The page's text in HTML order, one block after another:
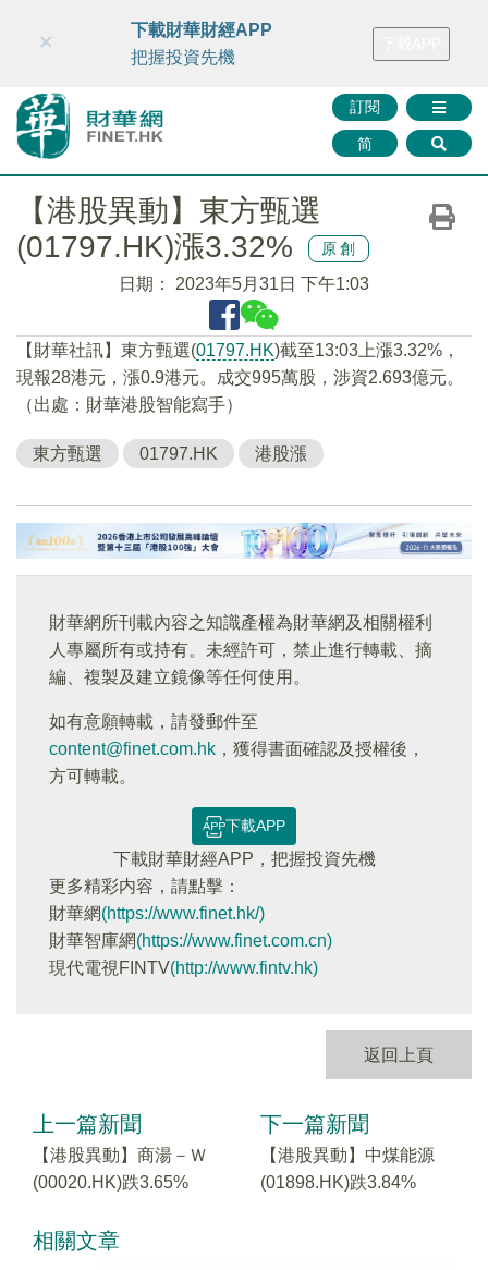
財華智庫網 FINTV FINMETA 財華證券 媒體矩陣
訂閱
简
×
下載財華財經APP
把握投資先機
【港股異動】東方甄選
(01797.HK)漲3.32%
原創
日期： 2023年5月31日 下午1:03
【財華社訊】東方甄選(01797.HK)截至13:03上漲3.32%，
現報28港元，漲0.9港元。成交995萬股，涉資2.693億元。
（出處：財華港股智能寫手）
東方甄選 01797.HK 港股漲
財華網所刊載內容之知識產權為財華網及相關權利
人專屬所有或持有。未經許可，禁止進行轉載、摘
編、複製及建立鏡像等任何使用。
如有意願轉載，請發郵件至
content@finet.com.hk ，獲得書面確認及授權後，
方可轉載。
下載APP
下載財華財經APP，把握投資先機
更多精彩内容，請點擊：
財華網(https://www.finet.hk/)
財華智庫網(https://www.finet.com.cn)
現代電視FINTV(http://www.fintv.hk)
返回上頁
上一篇新聞
【港股異動】商湯－Ｗ
(00020.HK)跌3.65%
下一篇新聞
【港股異動】中煤能源
(01898.HK)跌3.84%
相關文章